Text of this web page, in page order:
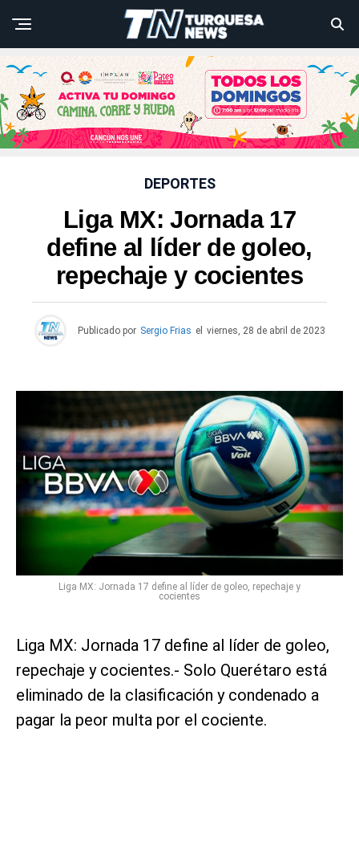
DEPORTES
Liga MX: Jornada 17
define al líder de goleo,
repechaje y cocientes
Publicado por Sergio Frias el viernes, 28 de abril de 2023
Liga MX: Jornada 17 define al líder de goleo, repechaje y
cocientes
Liga MX: Jornada 17 define al líder de goleo,
repechaje y cocientes.- Solo Querétaro está
eliminado de la clasificación y condenado a
pagar la peor multa por el cociente.